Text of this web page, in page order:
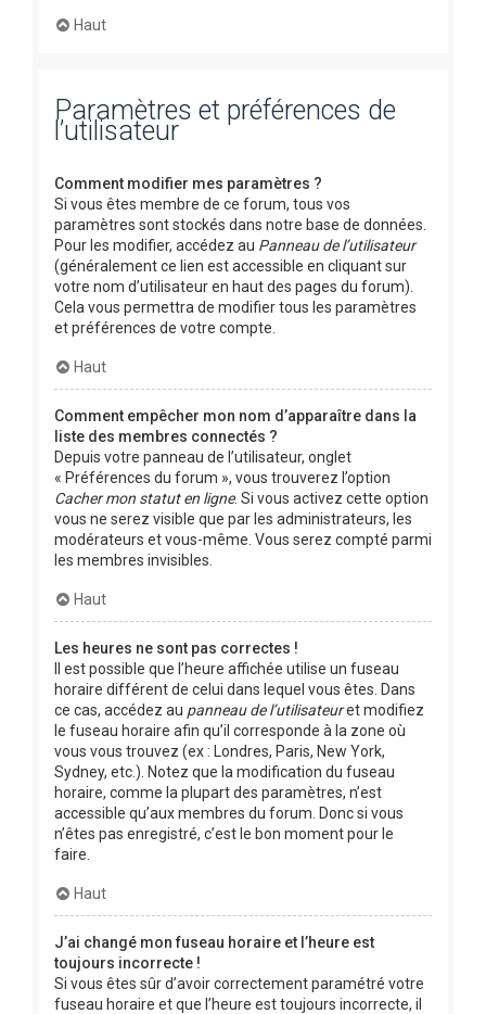
Haut
Paramètres et préférences de
l’utilisateur
Comment modifier mes paramètres ?
Si vous êtes membre de ce forum, tous vos
paramètres sont stockés dans notre base de données.
Pour les modifier, accédez au Panneau de l’utilisateur
(généralement ce lien est accessible en cliquant sur
votre nom d’utilisateur en haut des pages du forum).
Cela vous permettra de modifier tous les paramètres
et préférences de votre compte.
Haut
Comment empêcher mon nom d’apparaître dans la
liste des membres connectés ?
Depuis votre panneau de l’utilisateur, onglet
« Préférences du forum », vous trouverez l’option
Cacher mon statut en ligne. Si vous activez cette option
vous ne serez visible que par les administrateurs, les
modérateurs et vous-même. Vous serez compté parmi
les membres invisibles.
Haut
Les heures ne sont pas correctes !
Il est possible que l’heure affichée utilise un fuseau
horaire différent de celui dans lequel vous êtes. Dans
ce cas, accédez au panneau de l’utilisateuret modifiez
le fuseau horaire afin qu’il corresponde à la zone où
vous vous trouvez (ex : Londres, Paris, New York,
Sydney, etc.). Notez que la modification du fuseau
horaire, comme la plupart des paramètres, n’est
accessible qu’aux membres du forum. Donc si vous
n’êtes pas enregistré, c’est le bon moment pour le
faire.
Haut
J’ai changé mon fuseau horaire et l’heure est
toujours incorrecte !
Si vous êtes sûr d’avoir correctement paramétré votre
fuseau horaire et que l’heure est toujours incorrecte, il